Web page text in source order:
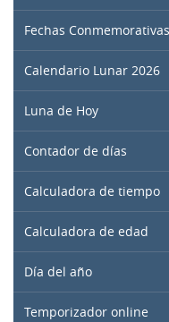
Fechas
Calendario Lunar 2026
Luna de Hoy
Contador de días
Calculadora de tiempo
Calculadora de edad
Día del año
Temporizador online